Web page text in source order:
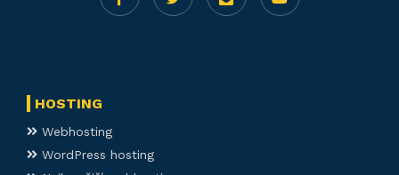
HOSTING
Webhosting
WordPress hosting